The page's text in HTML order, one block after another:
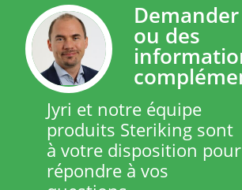
ou des
Jyri et notre équipe
produits Steriking sont
à votre disposition pour
répondre à vos